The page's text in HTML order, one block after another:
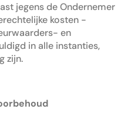
jegens de Ondernemer
kosten -
en
in alle instanties,
zijn.